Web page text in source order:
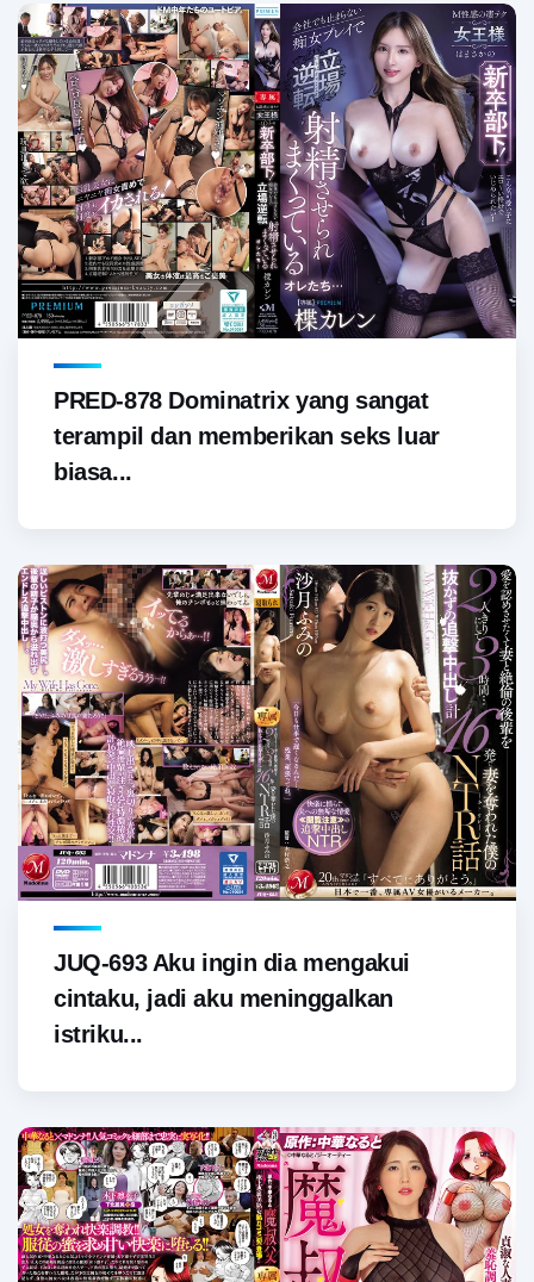
PRED-878 Dominatrix yang sangat
terampil dan memberikan seks luar
biasa...
JUQ-693 Aku ingin dia mengakui
cintaku, jadi aku meninggalkan
istriku...